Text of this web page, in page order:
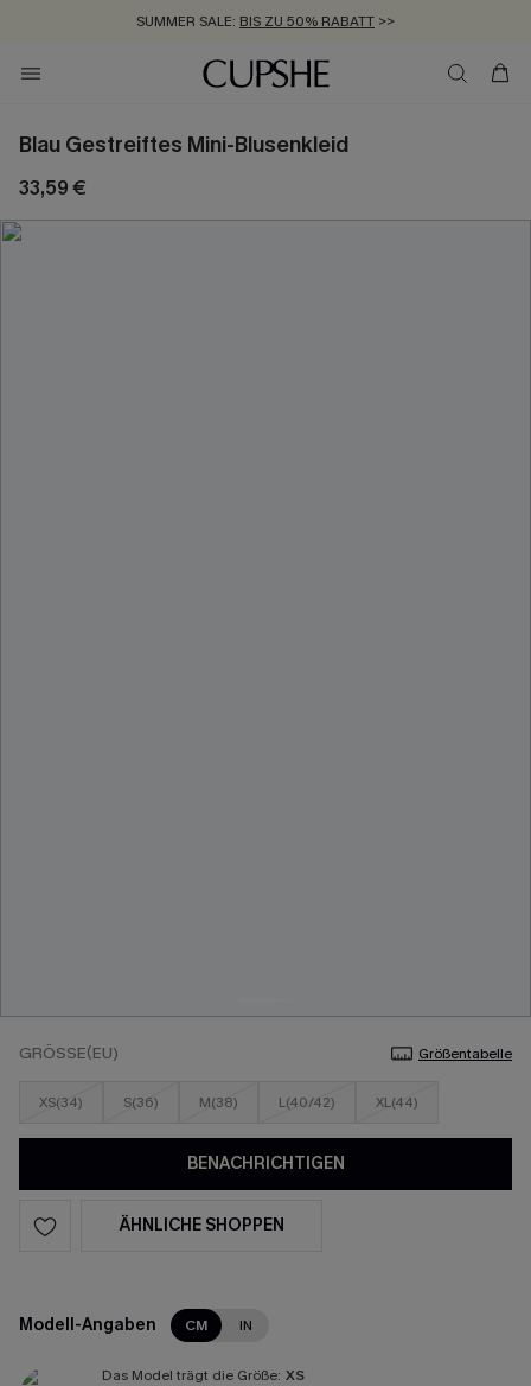
SUMMER SALE: BIS ZU 50% RABATT >>
ZUM NEWSLETTER:BIS ZU -20% EXTRA ERHALTEN
KOSTENLOSER VERSAND AB 89 €
Blau Gestreiftes Mini-Blusenkleid
33,59 €
GRÖSSE(EU) Größentabelle
XS(34) S(36) M(38) L(40/42) XL(44)
BENACHRICHTIGEN
ÄHNLICHE SHOPPEN
Modell-Angaben CM IN
Das Model trägt die Größe: XS